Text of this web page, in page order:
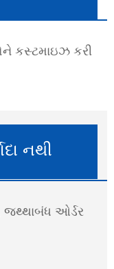
કસ્ટમાઇઝ કરી
નથી
જથ્થાબંધ ઓર્ડર